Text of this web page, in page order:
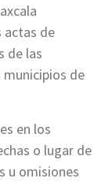
actas de
de las
de
en los
o lugar de
u omisiones